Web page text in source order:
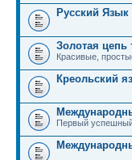
Русский Язык
Золотая цепь
Красивые,
Креольский
Первый